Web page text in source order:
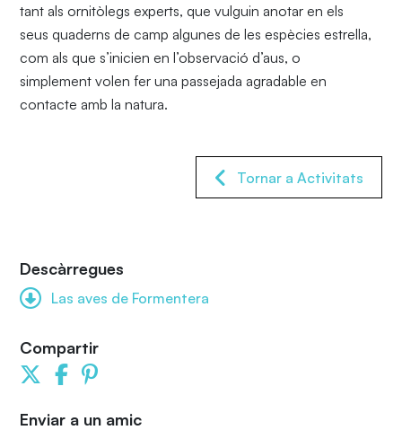
tant als ornitòlegs experts, que vulguin anotar en els
seus quaderns de camp algunes de les espècies estrella,
com als que s’inicien en l’observació d’aus, o
simplement volen fer una passejada agradable en
contacte amb la natura.
Tornar a Activitats
Descàrregues
Las aves de Formentera
Compartir
Enviar a un amic